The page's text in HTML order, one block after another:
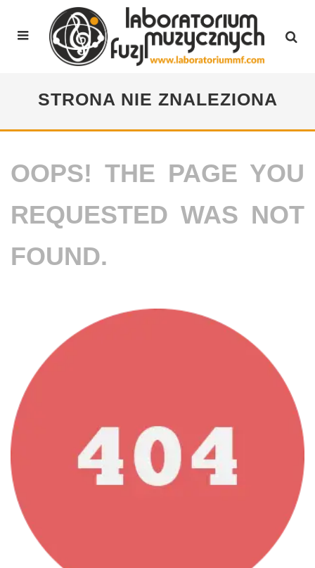
STRONA NIE ZNALEZIONA
OOPS! THE PAGE YOU
REQUESTED WAS NOT
FOUND.